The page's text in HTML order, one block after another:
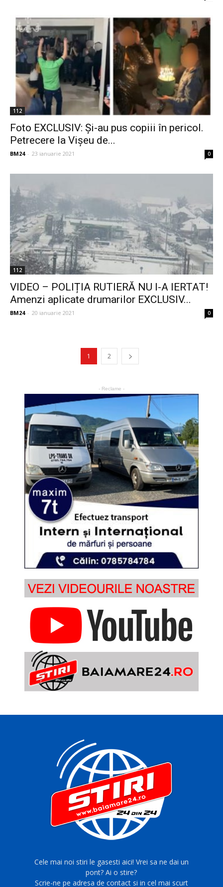
112
Foto EXCLUSIV: Și-au pus copiii în pericol.
Petrecere la Vișeu de...
BM24 - 23 ianuarie 2021 0
112
VIDEO – POLIȚIA RUTIERĂ NU I-A IERTAT!
Amenzi aplicate drumarilor EXCLUSIV...
BM24 - 20 ianuarie 2021 0
1 2
- Reclame -
Cele mai noi stiri le gasesti aici! Vrei sa ne dai un
pont? Ai o stire?
Scrie-ne pe adresa de contact si in cel mai scurt